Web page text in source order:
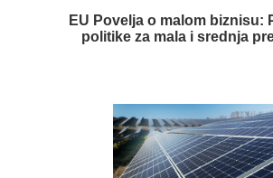
EU Povelja o malom biznisu:
politike za mala i srednja